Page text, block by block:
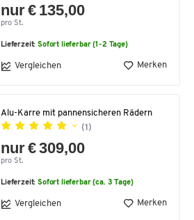
nur € 135,00
pro St.
Lieferzeit:Sofort lieferbar (1-2 Tage)
Vergleichen Merken
Alu-Karre mit pannensicheren Rädern
(1)
nur € 309,00
pro St.
Lieferzeit:Sofort lieferbar (ca. 3 Tage)
Vergleichen Merken